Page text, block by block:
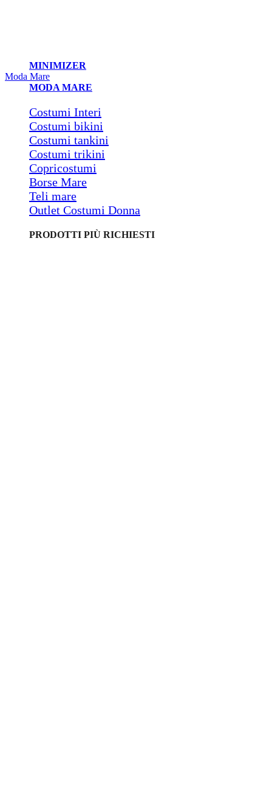
MINIMIZER
Moda Mare
MODA MARE
Costumi Interi
Costumi bikini
Costumi tankini
Costumi trikini
Copricostumi
Borse Mare
Teli mare
Outlet Costumi Donna
PRODOTTI PIÙ RICHIESTI